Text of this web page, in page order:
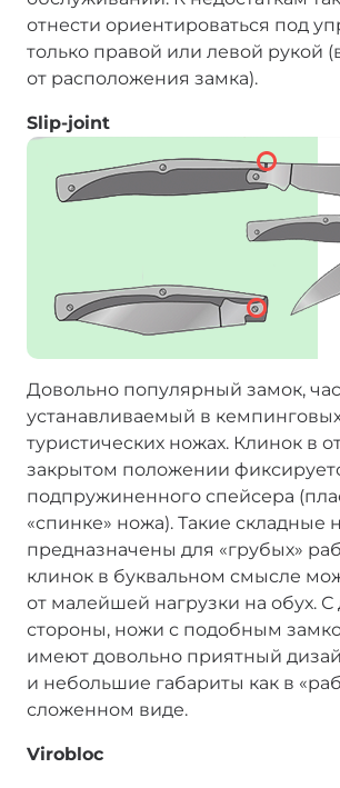
отнести ориентироваться под
только правой или левой рукой
от расположения замка).
Slip-joint
Довольно популярный замок,
устанавливаемый в
туристических ножах. Клинок в
закрытом положении
подпружиненного спейсера
«спинке» ножа). Такие складные
предназначены для «грубых»
клинок в буквальном смысле
от малейшей нагрузки на обух. С
стороны, ножи с подобным
имеют довольно приятный
и небольшие габариты как в
сложенном виде.
Virobloc